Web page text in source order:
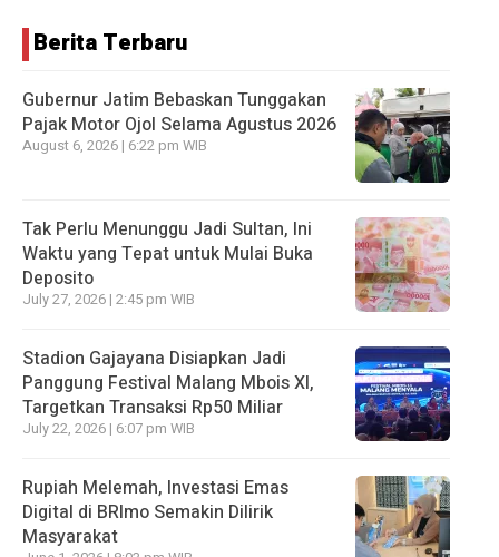
Berita Terbaru
Gubernur Jatim Bebaskan Tunggakan
Pajak Motor Ojol Selama Agustus 2026
August 6, 2026 | 6:22 pm WIB
Tak Perlu Menunggu Jadi Sultan, Ini
Waktu yang Tepat untuk Mulai Buka
Deposito
July 27, 2026 | 2:45 pm WIB
Stadion Gajayana Disiapkan Jadi
Panggung Festival Malang Mbois XI,
Targetkan Transaksi Rp50 Miliar
July 22, 2026 | 6:07 pm WIB
Rupiah Melemah, Investasi Emas
Digital di BRImo Semakin Dilirik
Masyarakat